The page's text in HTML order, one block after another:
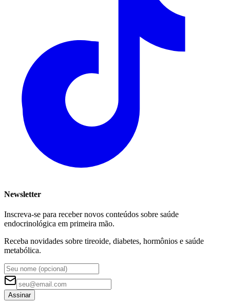
Newsletter
Inscreva-se para receber novos conteúdos sobre saúde
endocrinológica em primeira mão.
Receba novidades sobre tireoide, diabetes, hormônios e saúde
metabólica.
Assinar